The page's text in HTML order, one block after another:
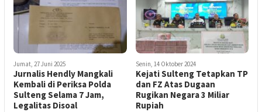
Jumat, 27 Juni 2025
Jurnalis Hendly Mangkali
Kembali di Periksa Polda
Sulteng Selama 7 Jam,
Legalitas Disoal
Senin, 14 Oktober 2024
Kejati Sulteng Tetapkan TP
dan FZ Atas Dugaan
Rugikan Negara 3 Miliar
Rupiah